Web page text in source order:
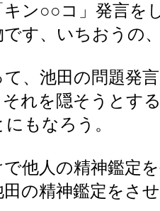
ン○○コ」発言を
す、いちおうの
、池田の問題発
れを隠そうとす
もなろう。
他人の精神鑑定
の精神鑑定をさ